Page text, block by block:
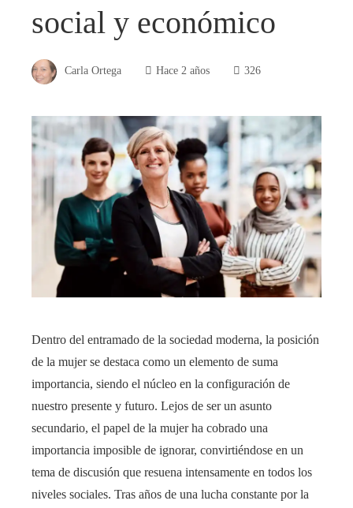
social y económico
Carla Ortega Hace 2 años 326
Dentro del entramado de la sociedad moderna, la posición
de la mujer se destaca como un elemento de suma
importancia, siendo el núcleo en la configuración de
nuestro presente y futuro. Lejos de ser un asunto
secundario, el papel de la mujer ha cobrado una
importancia imposible de ignorar, convirtiéndose en un
tema de discusión que resuena intensamente en todos los
niveles sociales. Tras años de una lucha constante por la